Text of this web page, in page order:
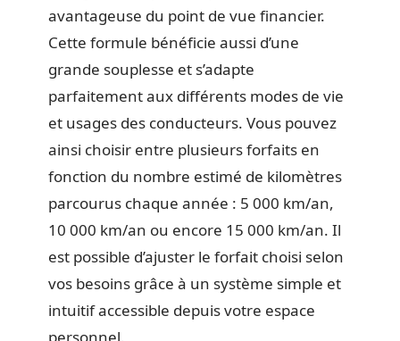
avantageuse du point de vue financier.
Cette formule bénéficie aussi d’une
grande souplesse et s’adapte
parfaitement aux différents modes de vie
et usages des conducteurs. Vous pouvez
ainsi choisir entre plusieurs forfaits en
fonction du nombre estimé de kilomètres
parcourus chaque année : 5 000 km/an,
10 000 km/an ou encore 15 000 km/an. Il
est possible d’ajuster le forfait choisi selon
vos besoins grâce à un système simple et
intuitif accessible depuis votre espace
personnel.